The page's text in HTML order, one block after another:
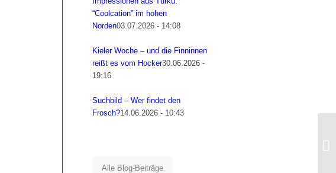
“Coolcation” im hohen
Norden03.07.2026 - 14:08
Kieler Woche – und die Finninnen
reißt es vom Hocker30.06.2026 -
19:16
Suchbild – Wer findet den
Frosch?14.06.2026 - 10:43
Alle Blog-Beiträge